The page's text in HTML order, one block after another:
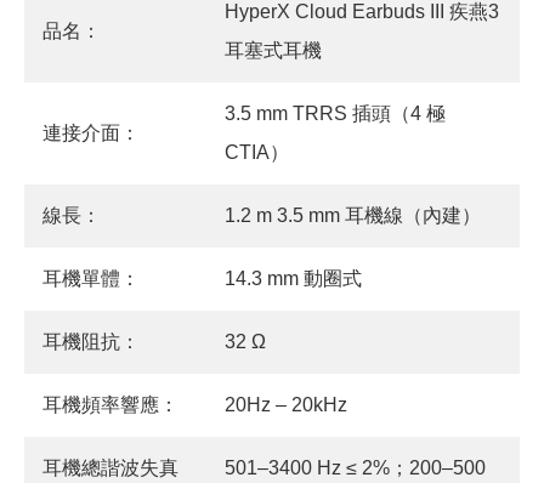
品名：
HyperX Cloud Earbuds III 疾燕3
耳塞式耳機
連接介面：
3.5 mm TRRS 插頭（4 極
CTIA）
線長： 1.2 m 3.5 mm 耳機線（內建）
耳機單體： 14.3 mm 動圈式
耳機阻抗： 32 Ω
耳機頻率響應： 20Hz – 20kHz
耳機總諧波失真 501–3400 Hz ≤ 2%；200–500